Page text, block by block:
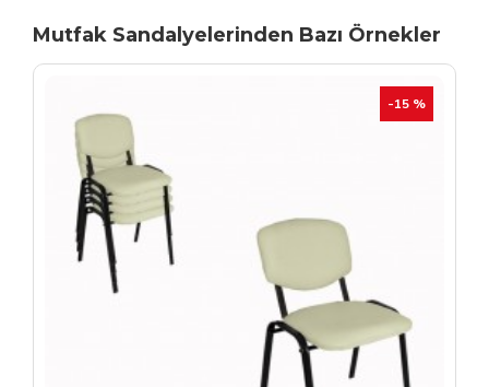
Mutfak Sandalyelerinden Bazı Örnekler
TÜKENIYOR